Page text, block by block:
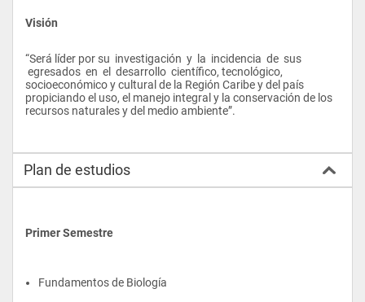
Visión
“Será líder por su  investigación  y  la  incidencia  de  sus
egresados  en  el  desarrollo  científico, tecnológico,
socioeconómico y cultural de la Región Caribe y del país
propiciando el uso, el manejo integral y la conservación de los
recursos naturales y del medio ambiente”.
Plan de estudios
Primer Semestre
Fundamentos de Biología